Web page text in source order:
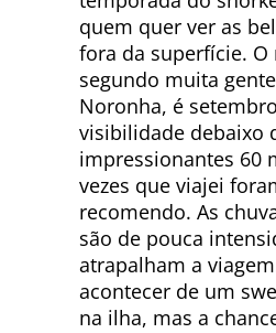
quem quer ver as
fora da superfície. O
segundo muita
Noronha, é
visibilidade debaixo
impressionantes 60
vezes que viajei
recomendo. As
são de pouca
atrapalham a
acontecer de um
na ilha, mas a